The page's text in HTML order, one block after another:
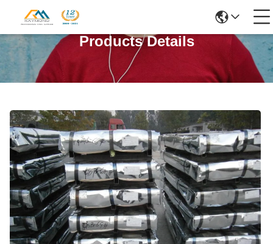
Products Details